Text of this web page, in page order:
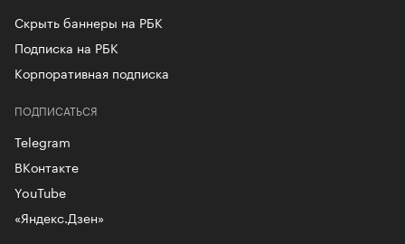
Скрыть баннеры на РБК
Подписка на РБК
Корпоративная подписка
ПОДПИСАТЬСЯ
Telegram
ВКонтакте
YouTube
«Яндекс.Дзен»